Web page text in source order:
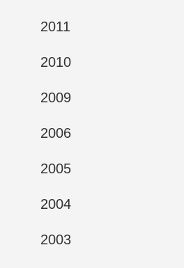
2011
2010
2009
2006
2005
2004
2003